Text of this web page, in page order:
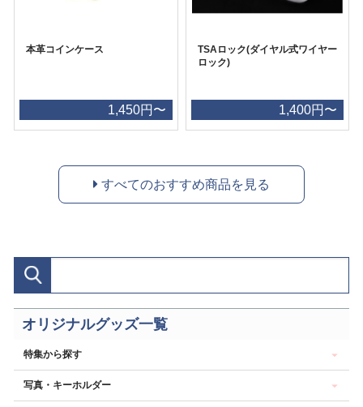
本革コインケース
1,450円〜
TSAロック(ダイヤル式ワイヤー
ロック)
1,400円〜
すべてのおすすめ商品を見る
オリジナルグッズ一覧
特集から探す
写真・キーホルダー